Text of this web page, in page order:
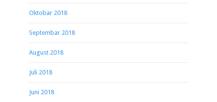
Oktobar 2018
Septembar 2018
August 2018
Juli 2018
Juni 2018